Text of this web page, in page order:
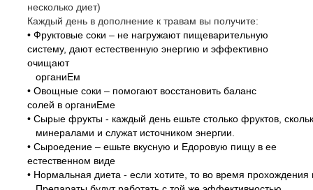
несколько диет)
Каждый день в дополнение к травам вы получите:
• Фруктовые соки – не нагружают пищеварительную
систему, дают естественную энергию и эффективно
очищают
органиЕм
• Овощные соки – помогают восстановить баланс
солей в органиЕме
• Сырые фрукты - каждый день ешьте столько фруктов,
минералами и служат источником энергии.
• Сыроедение – ешьте вкусную и Едоровую пищу в ее
естественном виде
• Нормальная диета - если хотите, то во время